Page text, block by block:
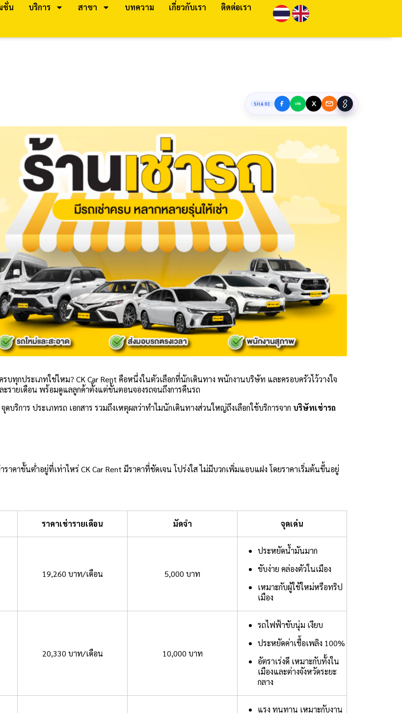
ชั่น บริการ สาขา บทความ เกี่ยวกับเรา ติดต่อเรา
SHARE LINE
บทุกประเภทใช่ไหม? CK Car Rent คือหนึ่งในตัวเลือกที่นักเดินทาง พนักงานบริษัท และครอบครัวไว้วางใจ
รายเดือน พร้อมดูแลลูกค้าตั้งแต่ขั้นตอนจองรถจนถึงการคืนรถ
บริการ ประเภทรถ เอกสาร รวมถึงเหตุผลว่าทำไมนักเดินทางส่วนใหญ่ถึงเลือกใช้บริการจาก บริษัทเช่ารถ
าคาขั้นต่ำอยู่ที่เท่าไหร่ CK Car Rent มีราคาที่ชัดเจน โปร่งใส ไม่มีบวกเพิ่มแอบแฝง โดยราคาเริ่มต้นขึ้นอยู่
ราคาเช่ารายเดือน มัดจำ จุดเด่น
19,260 บาท/เดือน 5,000 บาท
ประหยัดน้ำมันมาก
ขับง่าย คล่องตัวในเมือง
เหมาะกับผู้ใช้ใหม่หรือทริป
เมือง
20,330 บาท/เดือน 10,000 บาท
รถไฟฟ้าขับนุ่ม เงียบ
ประหยัดค่าเชื้อเพลิง 100%
อัตราเร่งดี เหมาะกับทั้งใน
เมืองและต่างจังหวัดระยะ
กลาง
แรง ทนทาน เหมาะกับงาน